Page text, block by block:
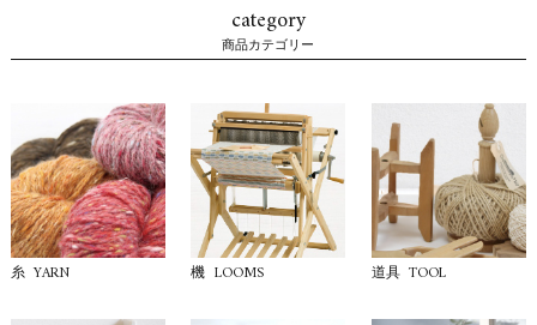
category
商品カテゴリー
糸 YARN 機 LOOMS 道具 TOOL